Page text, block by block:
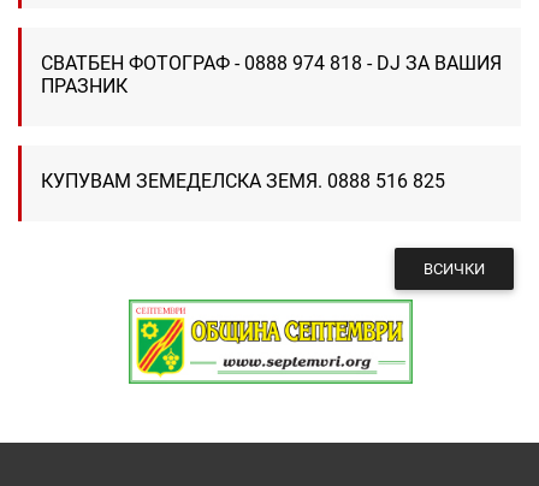
СВАТБЕН ФОТОГРАФ - 0888 974 818 - DJ ЗА ВАШИЯ
ПРАЗНИК
КУПУВАМ ЗЕМЕДЕЛСКА ЗЕМЯ. 0888 516 825
ВСИЧКИ